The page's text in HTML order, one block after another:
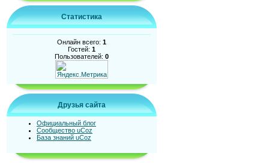
Статистика
Онлайн всего: 1
Гостей: 1
Пользователей: 0
Друзья сайта
Официальный блог
Сообщество uCoz
База знаний uCoz